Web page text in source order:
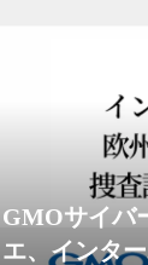
GMOサイバ
エ、インタ